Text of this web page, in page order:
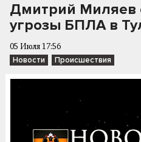
Дмитрий Миляев
угрозы БПЛА в
05 Июля 17:56
Новости Происшествия